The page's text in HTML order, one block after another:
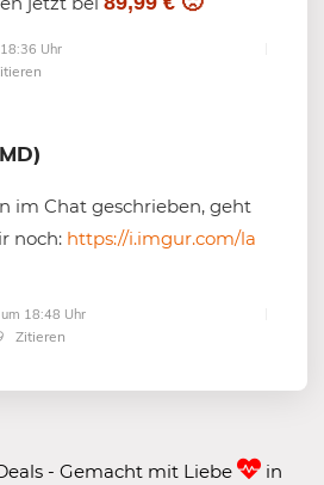
Uhr
im Chat geschrieben, geht
noch: https://i.imgur.com/la
18:48 Uhr
Zitieren
- Gemacht mit Liebe
in